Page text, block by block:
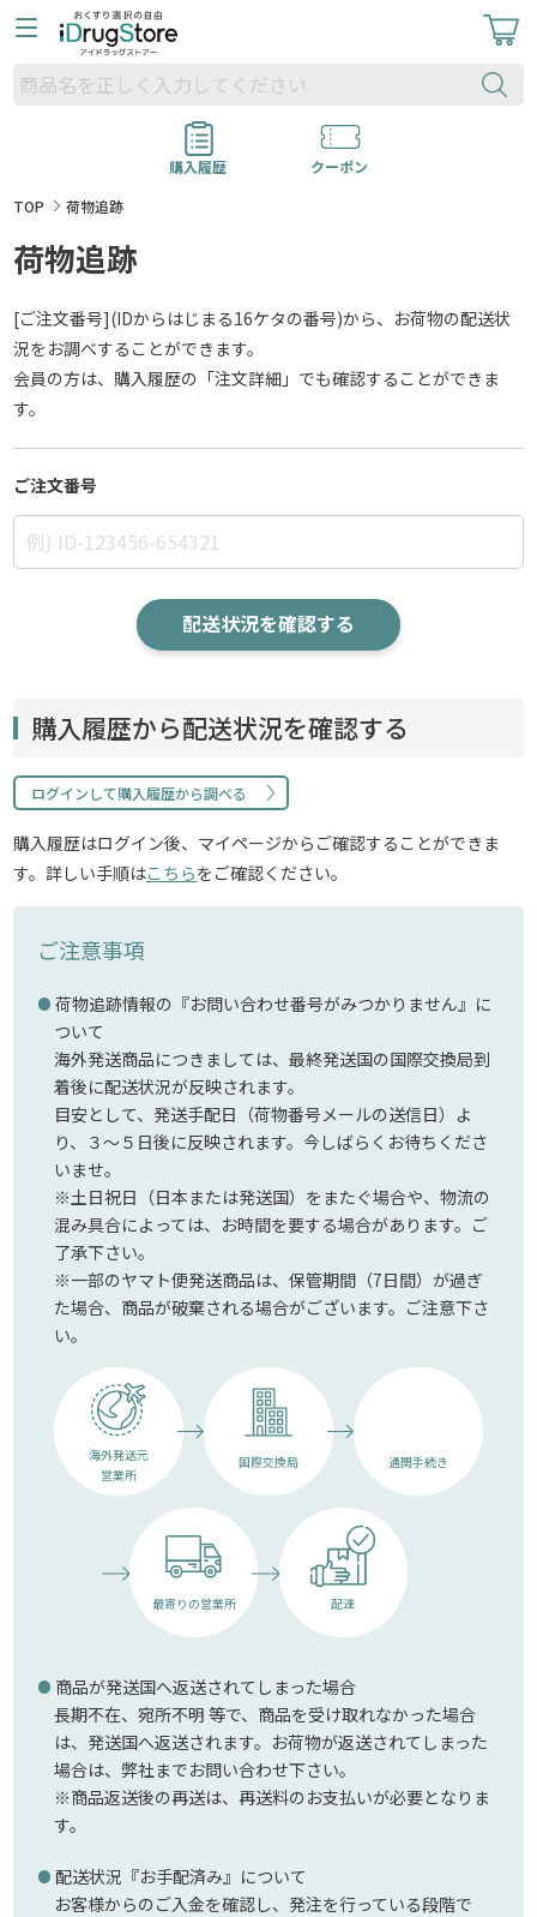
購入履歴
クーポン
TOP
荷物追跡
荷物追跡
[ご注文番号](IDからはじまる16ケタの番号)から、お荷物の配送状
況をお調べすることができます。
会員の方は、購入履歴の「注文詳細」でも確認することができま
す。
ご注文番号
配送状況を確認する
購入履歴から配送状況を確認する
ログインして購入履歴から調べる
購入履歴はログイン後、マイページからご確認することができま
す。詳しい手順はこちらをご確認ください。
ご注意事項
荷物追跡情報の『お問い合わせ番号がみつかりません』に
ついて
海外発送商品につきましては、最終発送国の国際交換局到
着後に配送状況が反映されます。
目安として、発送手配日（荷物番号メールの送信日）よ
り、３～５日後に反映されます。今しばらくお待ちくださ
いませ。
※土日祝日（日本または発送国）をまたぐ場合や、物流の
混み具合によっては、お時間を要する場合があります。ご
了承下さい。
※一部のヤマト便発送商品は、保管期間（7日間）が過ぎ
た場合、商品が破棄される場合がございます。ご注意下さ
い。
海外発送元
営業所
国際交換局 通関手続き
最寄りの営業所 配達
商品が発送国へ返送されてしまった場合
長期不在、宛所不明 等で、商品を受け取れなかった場合
は、発送国へ返送されます。お荷物が返送されてしまった
場合は、弊社までお問い合わせ下さい。
※商品返送後の再送は、再送料のお支払いが必要となりま
す。
配送状況『お手配済み』について
お客様からのご入金を確認し、発注を行っている段階で